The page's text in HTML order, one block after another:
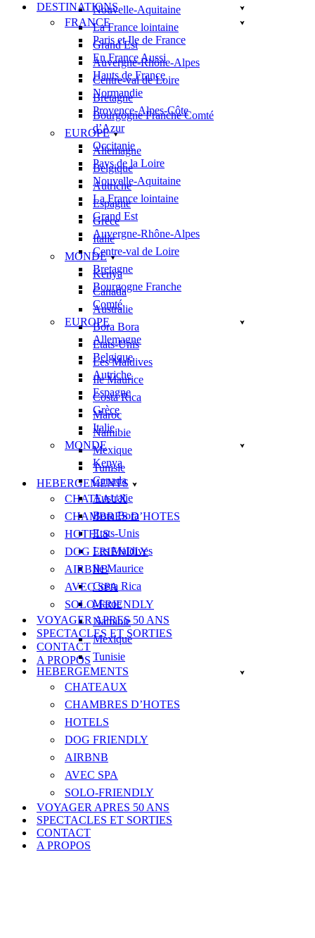
Nouvelle-Aquitaine
La France lointaine
Grand Est
Auvergne-Rhône-Alpes
Centre-val de Loire
Bretagne
Bourgogne Franche Comté
EUROPE
Allemagne
Belgique
Autriche
Espagne
Grèce
Italie
MONDE
Kenya
Canada
Australie
Bora Bora
Etats-Unis
Les Maldives
Ile Maurice
Costa Rica
Maroc
Namibie
Mexique
Tunisie
HEBERGEMENTS
CHATEAUX
CHAMBRES D’HOTES
HOTELS
DOG FRIENDLY
AIRBNB
AVEC SPA
SOLO-FRIENDLY
VOYAGER APRES 50 ANS
SPECTACLES ET SORTIES
CONTACT
A PROPOS
DESTINATIONS
FRANCE
Paris et Ile de France
En France Aussi
Hauts de France
Normandie
Provence-Alpes-Côte
d’Azur
Occitanie
Pays de la Loire
Nouvelle-Aquitaine
La France lointaine
Grand Est
Auvergne-Rhône-Alpes
Centre-val de Loire
Bretagne
Bourgogne Franche
Comté
EUROPE
Allemagne
Belgique
Autriche
Espagne
Grèce
Italie
MONDE
Kenya
Canada
Australie
Bora Bora
Etats-Unis
Les Maldives
Ile Maurice
Costa Rica
Maroc
Namibie
Mexique
Tunisie
HEBERGEMENTS
CHATEAUX
CHAMBRES D’HOTES
HOTELS
DOG FRIENDLY
AIRBNB
AVEC SPA
SOLO-FRIENDLY
VOYAGER APRES 50 ANS
SPECTACLES ET SORTIES
CONTACT
A PROPOS